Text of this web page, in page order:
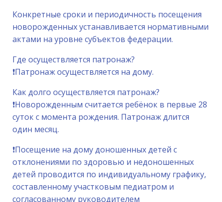
Конкретные сроки и периодичность посещения
новорожденных устанавливается нормативными
актами на уровне субъектов федерации.
Где осуществляется патронаж?
❗️Патронаж осуществляется на дому.
Как долго осуществляется патронаж?
❗️Новорожденным считается ребёнок в первые 28
суток с момента рождения. Патронаж длится
один месяц.
❗️Посещение на дому доношенных детей с
отклонениями по здоровью и недоношенных
детей проводится по индивидуальному графику,
составленному участковым педиатром и
согласованному руководителем